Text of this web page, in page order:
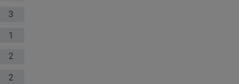
3
1
2
2